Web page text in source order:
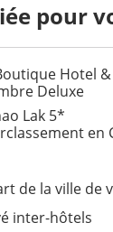
pour
Hotel
Deluxe
Lak 5*
de la ville de
inter-hôtels